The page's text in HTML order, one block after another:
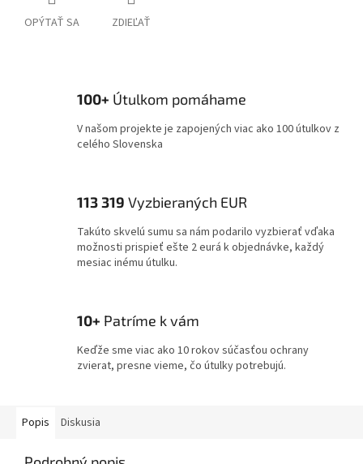
OPÝTAŤ SA ZDIEĽAŤ
100+ Útulkom pomáhame
V našom projekte je zapojených viac ako 100 útulkov z
celého Slovenska
113 319 Vyzbieraných EUR
Takúto skvelú sumu sa nám podarilo vyzbierať vďaka
možnosti prispieť ešte 2 eurá k objednávke, každý
mesiac inému útulku.
10+ Patríme k vám
Keďže sme viac ako 10 rokov súčasťou ochrany
zvierat, presne vieme, čo útulky potrebujú.
Popis Diskusia